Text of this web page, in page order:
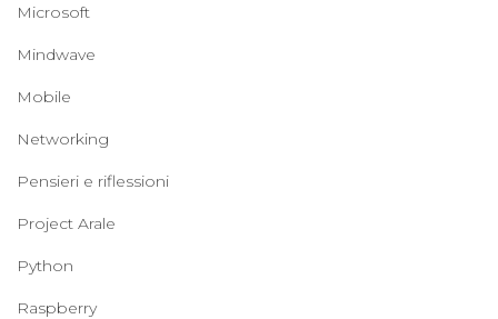
Microsoft
Mindwave
Mobile
Networking
Pensieri e riflessioni
Project Arale
Python
Raspberry